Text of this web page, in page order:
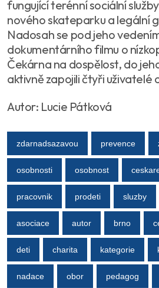
fungující terénní sociální
nového skateparku a legální
Nadosah se pod jeho
dokumentárního filmu o
Čekárna na dospělost, do
aktivně zapojili čtyři uživatelé
Autor: Lucie Pátková
zdarnadsazavou prevence
osobnosti osobnost
pracovnik prodeti sluzby
asociace autor brno
deti charita kategorie
nadace obor pedagog